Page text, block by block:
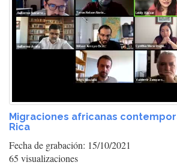
Migraciones africanas
Rica
Fecha de grabación: 15/10/2021
65 visualizaciones